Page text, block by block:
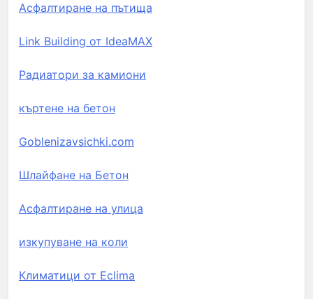
Асфалтиране на пътища
Link Building от IdeaMAX
Радиатори за камиони
къртене на бетон
Goblenizavsichki.com
Шлайфане на Бетон
Асфалтиране на улица
изкупуване на коли
Климатици от Eclima